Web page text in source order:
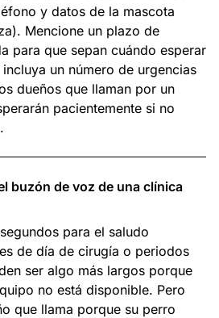
y datos de la mascota
Mencione un plazo de
para que sepan cuándo esperar
un número de urgencias
dueños que llaman por un
pacientemente si no
buzón de voz de una clínica
para el saludo
de día de cirugía o periodos
ser algo más largos porque
no está disponible. Pero
que llama porque su perro